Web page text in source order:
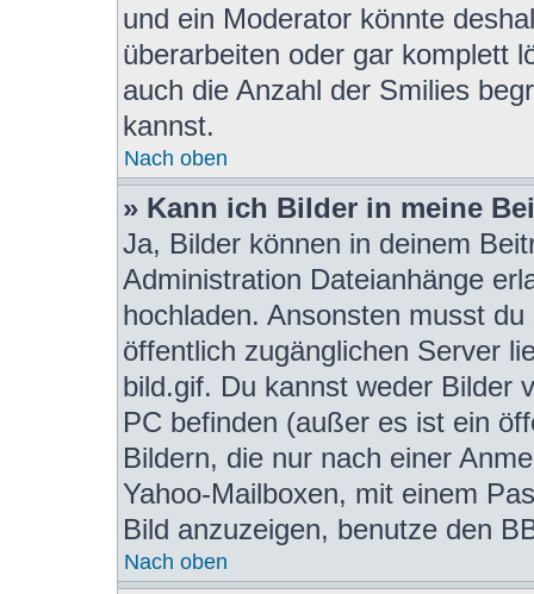
und ein Moderator könnte
überarbeiten oder gar komplett
auch die Anzahl der Smilies
kannst.
Nach oben
» Kann ich Bilder in meine
Ja, Bilder können in deinem
Administration Dateianhänge
hochladen. Ansonsten musst
öffentlich zugänglichen Server
bild.gif. Du kannst weder Bilder
PC befinden (außer es ist ein
Bildern, die nur nach einer
Yahoo-Mailboxen, mit einem
Bild anzuzeigen, benutze den
Nach oben